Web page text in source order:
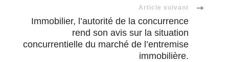
Article suivant
Immobilier, l’autorité de la concurrence
rend son avis sur la situation
concurrentielle du marché de l’entremise
immobilière.